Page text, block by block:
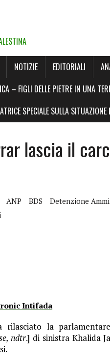
NOTIZIE EDITORIALI
– FIGLI DELLE PIETRE IN UNA
SPECIALE SULLA
lascia il
ANP BDS Detenzione
Intifada
rilasciato la
ndtr.] di sinistra Khalida